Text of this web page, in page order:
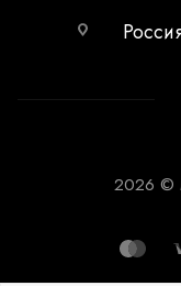
2026 ©